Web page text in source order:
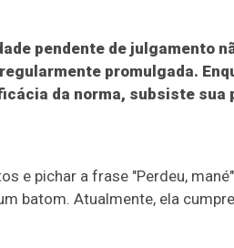
pendente de julgamento
promulgada.
da norma, subsiste sua
e pichar a frase "Perdeu,
batom. Atualmente, ela